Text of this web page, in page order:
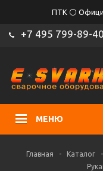
ПТК ⚪
+7 495 799-89-40
МЕНЮ
Главная - Каталог -